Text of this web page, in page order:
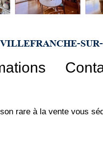
rare à la vente vous